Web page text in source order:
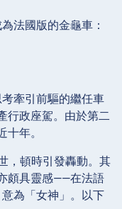
為法國版的金龜車：
牽引前驅的繼任車
行政座駕。由於第二
年。
，頓時引發轟動。其
頗具靈感——在法語
為「女神」。以下